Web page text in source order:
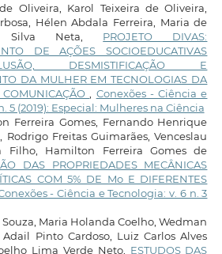
Oliveira, Karol Teixeira de Oliveira,
Hélen Abdala Ferreira, Maria de
Silva Neta, PROJETO DIVAS:
DE AÇÕES SOCIOEDUCATIVAS
DESMISTIFICAÇÃO E
DA MULHER EM TECNOLOGIAS DA
Conexões - Ciência e
5 (2019): Especial: Mulheres na Ciência
Ferreira Gomes, Fernando Henrique
Rodrigo Freitas Guimarães, Venceslau
Filho, Hamilton Ferreira Gomes de
DAS PROPRIEDADES MECÂNICAS
COM 5% DE Mo E DIFERENTES
- Ciência e Tecnologia: v. 6 n. 3
Maria Holanda Coelho, Wedman
Pinto Cardoso, Luiz Carlos Alves
Lima Verde Neto, ESTUDOS DAS